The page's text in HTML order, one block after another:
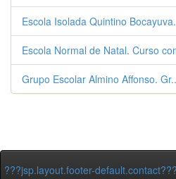
Escola Isolada Quintino
Escola Normal de Natal. Curso
Grupo Escolar Almino Affonso.
???jsp.layout.footer-default.contact???